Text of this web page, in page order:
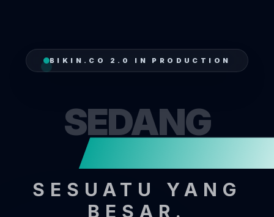
BIKIN.CO 2.0 IN PRODUCTION
SEDANG
SESUATU YANG
BESAR.